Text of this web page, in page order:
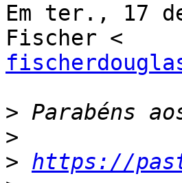
Em ter., 17
>
>
> https://